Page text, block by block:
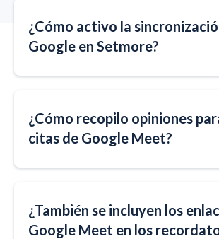
¿Cómo activo la
Google en Setmore?
¿Cómo recopilo opiniones
citas de Google Meet?
¿También se incluyen los
Google Meet en los